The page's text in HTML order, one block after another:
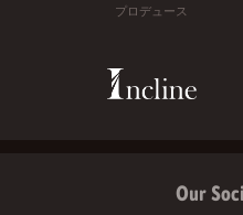
プロデュース
Our